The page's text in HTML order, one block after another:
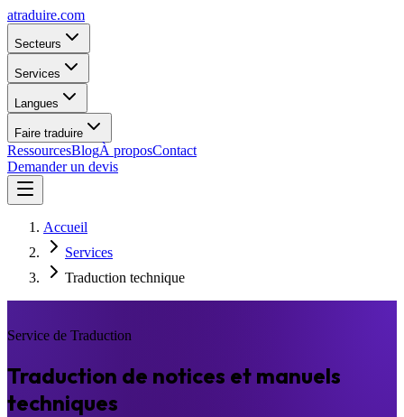
atraduire.com
Secteurs
Services
Langues
Faire traduire
RessourcesBlogÀ proposContact
Demander un devis
Accueil
Services
Traduction technique
Service de Traduction
Traduction de notices et manuels
techniques